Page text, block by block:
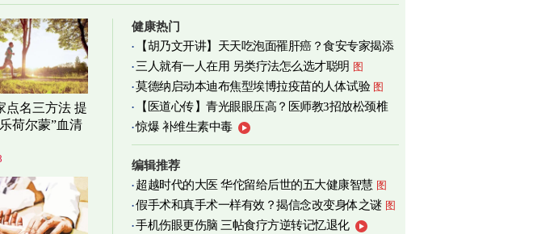
点名三方法 提
荷尔蒙”血清
健康热门
【胡乃文开讲】天天吃泡面罹肝癌？食安专家揭添
加物真相
三人就有一人在用 另类疗法怎么选才聪明 图
莫德纳启动本迪布焦型埃博拉疫苗的人体试验 图
【医道心传】青光眼眼压高？医师教3招放松颈椎
图
惊爆 补维生素中毒
编辑推荐
超越时代的大医 华佗留给后世的五大健康智慧 图
假手术和真手术一样有效？揭信念改变身体之谜 图
手机伤眼更伤脑 三帖食疗方逆转记忆退化